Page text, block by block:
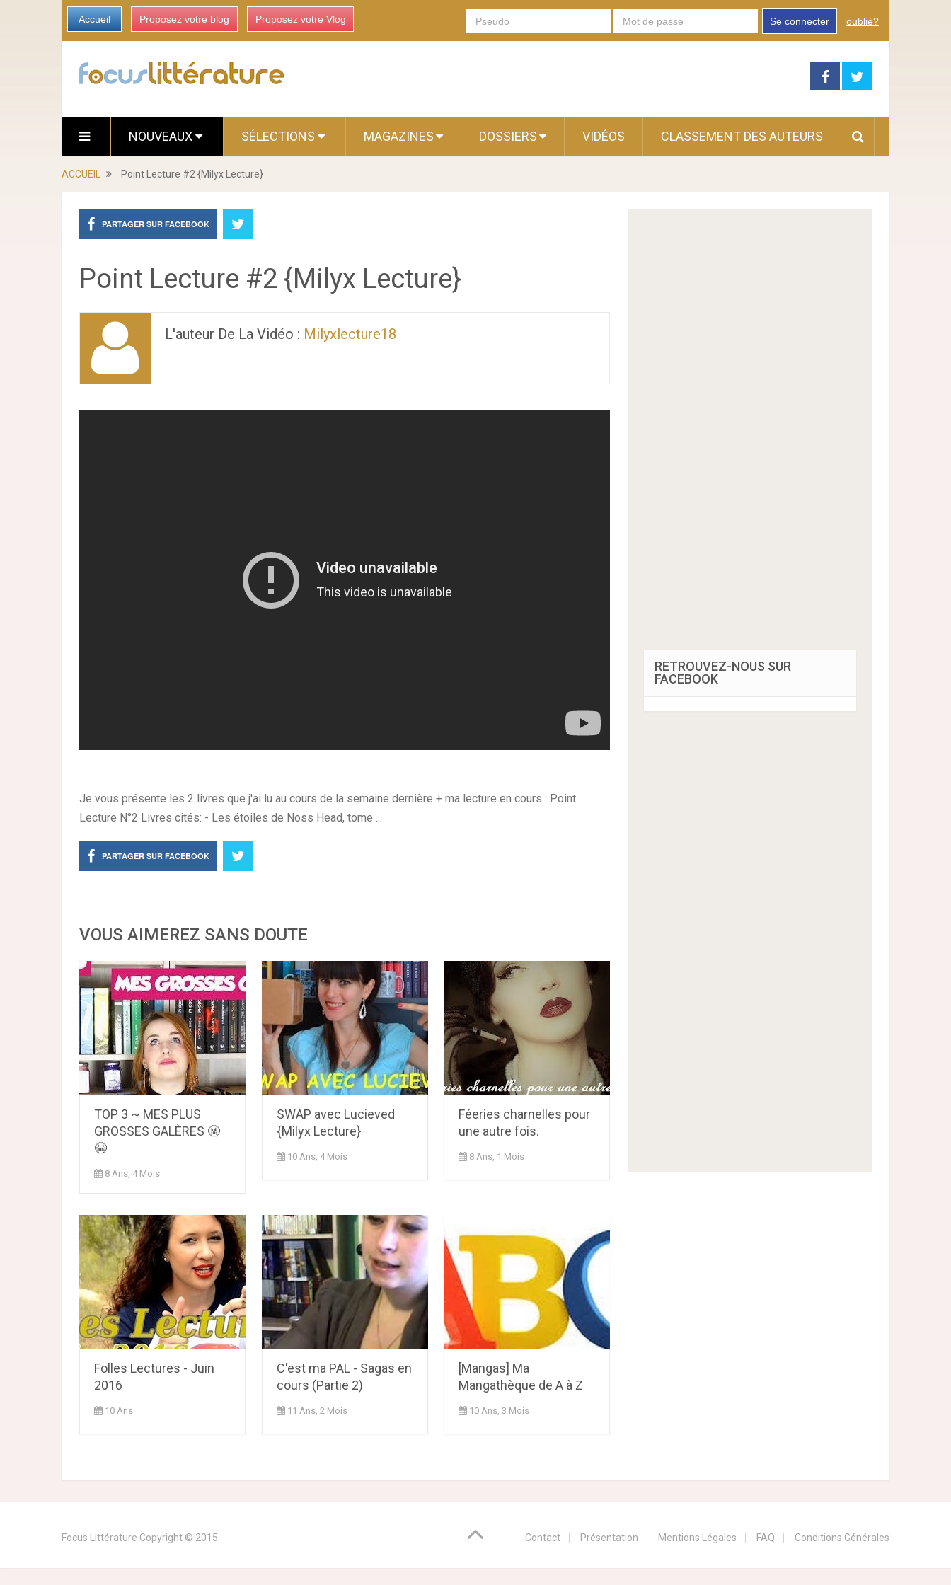
Accueil Proposez votre blog Proposez votre Vlog Se connecter oublié?
NOUVEAUX SÉLECTIONS MAGAZINES DOSSIERS VIDÉOS CLASSEMENT DES AUTEURS
ACCUEIL Point Lecture #2 {Milyx Lecture}
PARTAGER SUR FACEBOOK
Point Lecture #2 {Milyx Lecture}
L'auteur De La Vidéo : Milyxlecture18
Je vous présente les 2 livres que j'ai lu au cours de la semaine dernière + ma lecture en cours : Point
Lecture N°2 Livres cités: - Les étoiles de Noss Head, tome ...
PARTAGER SUR FACEBOOK
VOUS AIMEREZ SANS DOUTE
TOP 3 ~ MES PLUS
GROSSES GALÈRES 🤬
😭
8 Ans, 4 Mois
SWAP avec Lucieved
{Milyx Lecture}
10 Ans, 4 Mois
Féeries charnelles pour
une autre fois.
8 Ans, 1 Mois
Folles Lectures - Juin
2016
10 Ans
C'est ma PAL - Sagas en
cours (Partie 2)
11 Ans, 2 Mois
[Mangas] Ma
Mangathèque de A à Z
10 Ans, 3 Mois
RETROUVEZ-NOUS SUR
FACEBOOK
Focus Littérature Copyright © 2015. Contact Présentation Mentions Légales FAQ Conditions Générales